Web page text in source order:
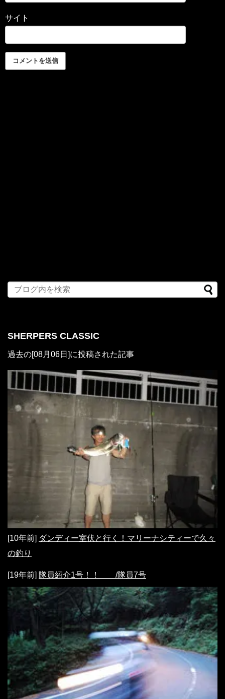
サイト
SHERPERS CLASSIC
過去の[08月06日]に投稿された記事
[10年前] ダンディー室伏と行く！マリーナシティーで久々
の釣り
[19年前] 隊員紹介1号！！ /隊員7号